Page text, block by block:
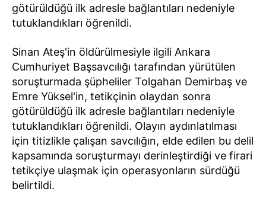
götürüldüğü ilk adresle bağlantıları nedeniyle
tutuklandıkları öğrenildi.
Sinan Ateş'in öldürülmesiyle ilgili Ankara
Cumhuriyet Başsavcılığı tarafından yürütülen
soruşturmada şüpheliler Tolgahan Demirbaş ve
Emre Yüksel'in, tetikçinin olaydan sonra
götürüldüğü ilk adresle bağlantıları nedeniyle
tutuklandıkları öğrenildi. Olayın aydınlatılması
için titizlikle çalışan savcılığın, elde edilen bu delil
kapsamında soruşturmayı derinleştirdiği ve firari
tetikçiye ulaşmak için operasyonların sürdüğü
belirtildi.